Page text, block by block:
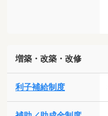
増築・改築・改修
利子補給制度